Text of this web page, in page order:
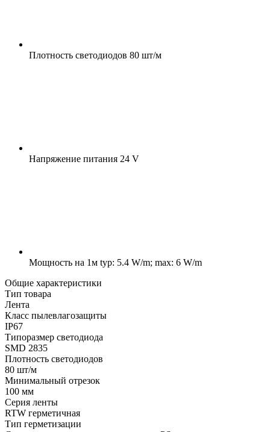
Плотность светодиодов 80 шт/м
Напряжение питания 24 V
Мощность на 1м typ: 5.4 W/m; max: 6 W/m
Общие характеристики
Тип товара
Лента
Класс пылевлагозащиты
IP67
Типоразмер светодиода
SMD 2835
Плотность светодиодов
80 шт/м
Минимальный отрезок
100 мм
Серия ленты
RTW герметичная
Тип герметизации